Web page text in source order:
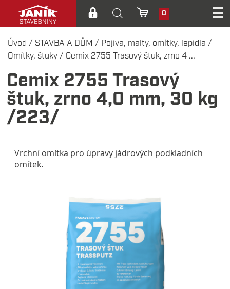
0
Úvod / STAVBA A DŮM / Pojiva, malty, omítky, lepidla /
Omítky, štuky / Cemix 2755 Trasový štuk, zrno 4 ...
Cemix 2755 Trasový
štuk, zrno 4,0 mm, 30 kg
/223/
Vrchní omítka pro úpravy jádrových podkladních
omítek.